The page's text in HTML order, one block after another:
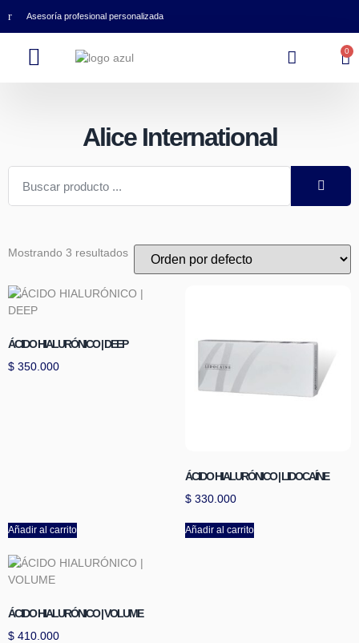
Asesoría profesional personalizada
0
Alice International
Mostrando 3 resultados
ÁCIDO HIALURÓNICO | DEEP
$ 350.000
Añadir al carrito
ÁCIDO HIALURÓNICO | LIDOCAÍNE
$ 330.000
Añadir al carrito
ÁCIDO HIALURÓNICO | VOLUME
$ 410.000